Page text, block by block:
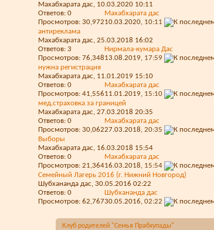
Махабхарата дас, 10.03.2020 10:11
Ответов: 0
Просмотров: 30,972
Махабхарата дас
10.03.2020, 10:11
антиреклама
Махабхарата дас, 25.03.2018 16:02
Ответов: 3
Просмотров: 76,348
Нирмала-кумара Дас
13.08.2019, 17:59
нужна регистрация
Махабхарата дас, 11.01.2019 15:10
Ответов: 0
Просмотров: 41,556
Махабхарата дас
11.01.2019, 15:10
мед.страховка за границей
Махабхарата дас, 27.03.2018 20:35
Ответов: 0
Просмотров: 30,062
Махабхарата дас
27.03.2018, 20:35
Выборы
Махабхарата дас, 16.03.2018 15:54
Ответов: 0
Просмотров: 21,364
Махабхарата дас
16.03.2018, 15:54
Семейный Лагерь 2016 (г. Нижний Новгород)
Шубхананда дас, 30.05.2016 02:22
Ответов: 0
Просмотров: 62,767
Шубхананда дас
30.05.2016, 02:22
Клуб родителей "Семья Прабхупады"